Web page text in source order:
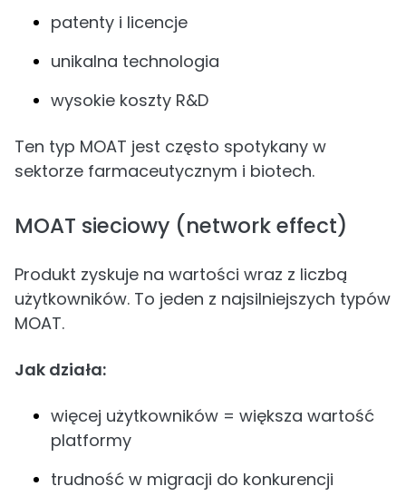
patenty i licencje
unikalna technologia
wysokie koszty R&D
Ten typ MOAT jest często spotykany w
sektorze farmaceutycznym i biotech.
MOAT sieciowy (network effect)
Produkt zyskuje na wartości wraz z liczbą
użytkowników. To jeden z najsilniejszych typów
MOAT.
Jak działa:
więcej użytkowników = większa wartość
platformy
trudność w migracji do konkurencji